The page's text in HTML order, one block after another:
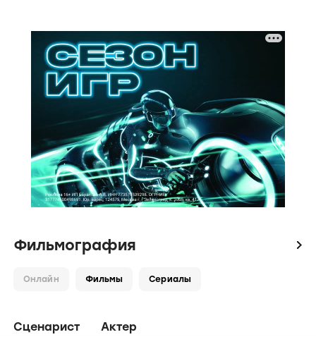
Фильмография icon
Онлайн Фильмы Сериалы
Сценарист Актер